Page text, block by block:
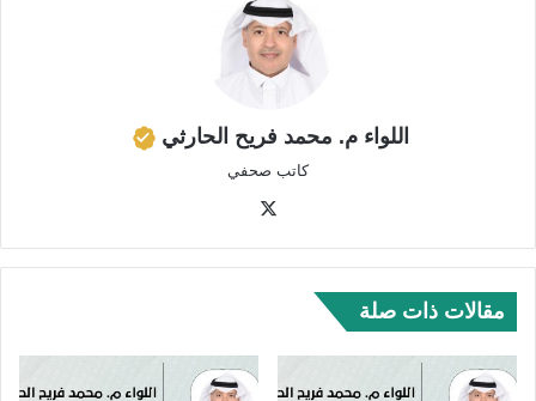
اللواء م. محمد فريح الحارثي
كاتب صحفي
مقالات ذات صلة